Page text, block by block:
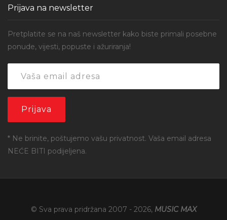
Prijava na newsletter
Pretplatite se na naš newsletter kako biste primali posebne
ponude, vijesti, popuste i ažuriranja!
* Ne brinite, poštujemo vašu privatnost. Vaša email adresa
NEĆE BITI podijeljena.
© Sva prava pridržana 2007 - 2026, MUSIC MAX